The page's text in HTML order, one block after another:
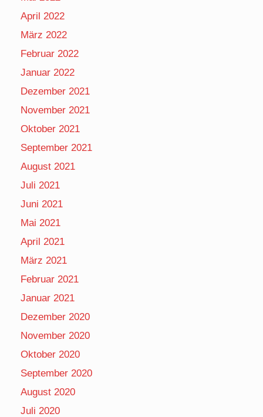
April 2022
März 2022
Februar 2022
Januar 2022
Dezember 2021
November 2021
Oktober 2021
September 2021
August 2021
Juli 2021
Juni 2021
Mai 2021
April 2021
März 2021
Februar 2021
Januar 2021
Dezember 2020
November 2020
Oktober 2020
September 2020
August 2020
Juli 2020